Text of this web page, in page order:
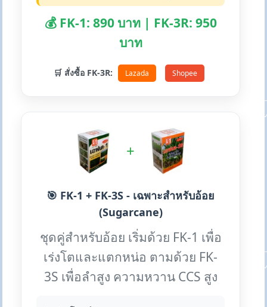
💰 FK-1: 890 บาท | FK-3R: 950
บาท
🛒 สั่งซื้อ FK-3R: Lazada Shopee
+
🎯 FK-1 + FK-3S - เฉพาะสำหรับอ้อย
(Sugarcane)
ชุดคู่สำหรับอ้อย เริ่มด้วย FK-1 เพื่อ
เร่งโตและแตกหน่อ ตามด้วย FK-
3S เพื่อลำสูง ความหวาน CCS สูง